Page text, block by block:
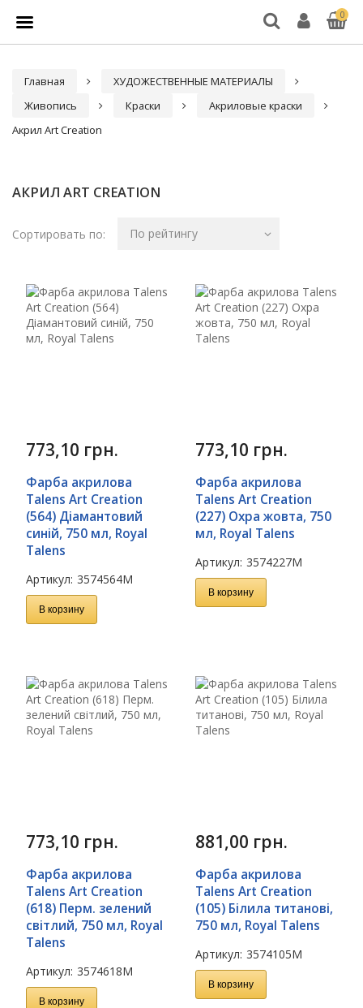
0
Главная
ХУДОЖЕСТВЕННЫЕ МАТЕРИАЛЫ
Живопись
Краски
Акриловые краски
Акрил Art Creation
АКРИЛ ART CREATION
Сортировать по: По рейтингу
773,10 грн.
Фарба акрилова
Talens Art Creation
(564) Діамантовий
синій, 750 мл, Royal
Talens
Артикул: 3574564M
В корзину
773,10 грн.
Фарба акрилова
Talens Art Creation
(227) Охра жовта, 750
мл, Royal Talens
Артикул: 3574227M
В корзину
773,10 грн.
Фарба акрилова
Talens Art Creation
(618) Перм. зелений
світлий, 750 мл, Royal
Talens
Артикул: 3574618M
В корзину
881,00 грн.
Фарба акрилова
Talens Art Creation
(105) Білила титанові,
750 мл, Royal Talens
Артикул: 3574105M
В корзину